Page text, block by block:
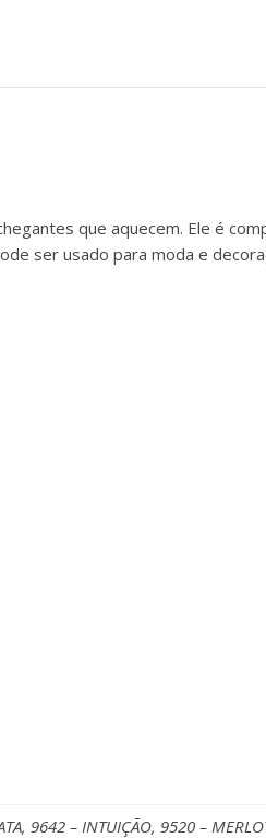
que aquecem. Ele é
ser usado para moda e
9642 – INTUIÇÃO, 9520 –